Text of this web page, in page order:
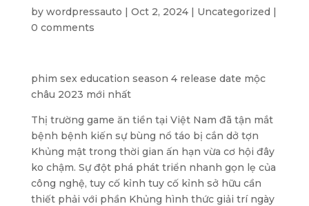
by wordpressauto | Oct 2, 2024| Uncategorized |
0 comments
phim sex education season 4 release date mộc
châu 2023 mới nhất
Thị trường game ăn tiền tại Việt Nam đã tận mắt
bệnh bệnh kiến sự bùng nổ táo bị cắn dở tợn
Khủng mật trong thời gian ấn hạn vừa cơ hội đây
ko chậm. Sự đột phá phát triển nhanh gọn lẹ của
công nghệ, tuy cố kỉnh tuy cố kỉnh sở hữu cần
thiết phải với phần Khủng hình thức giải trí ngày